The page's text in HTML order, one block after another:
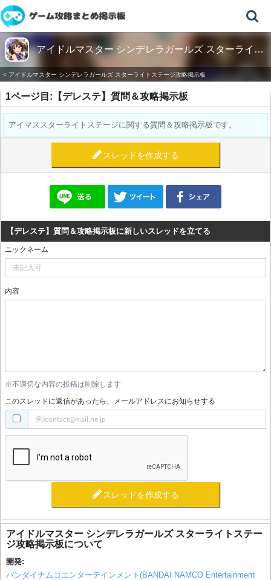
アイドルマスター シンデレラガールズ スターライト
ステージ攻略掲示板
< アイドルマスター シンデレラガールズ スターライトステージ攻略掲示板
1ページ目:【デレステ】質問＆攻略掲示板
アイマススターライトステージに関する質問＆攻略掲示板です。
スレッドを作成する
【デレステ】質問＆攻略掲示板に新しいスレッドを立てる
ニックネーム
内容
※不適切な内容の投稿は削除します
このスレッドに返信があったら、メールアドレスにお知らせする
スレッドを作成する
アイドルマスター シンデレラガールズ スターライトステー
ジ攻略掲示板について
開発:
バンダイナムコエンターテインメント(BANDAI NAMCO Entertainment